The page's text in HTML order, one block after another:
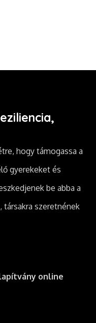
hogy támogassa a
gyerekeket és
be abba a
társakra szeretnének
online